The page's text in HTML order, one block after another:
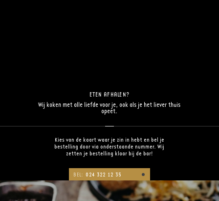
ETEN AFHALEN?
Wij koken met alle liefde voor je, ook als je het liever thuis
opeet.
Kies van de kaart waar je zin in hebt en bel je
bestelling door via onderstaande nummer. Wij
zetten je bestelling klaar bij de bar!
BEL: 024 322 12 35